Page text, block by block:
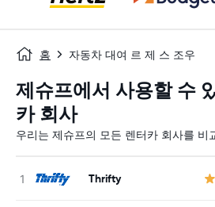
홈 자동차 대여 르 제 스 조우
제슈프에서 사용할 수
카 회사
우리는 제슈프의 모든 렌터카 회사를 비
Thrifty